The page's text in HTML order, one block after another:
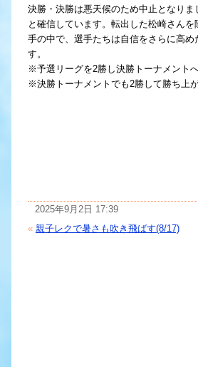
決勝・決勝は悪天候のため中止となり
と確信しています。転出した松崎さん
手の中で、選手たちは自信をさらに高
す。
※予選リーグを2勝し決勝トーナメント
※決勝トーナメントでも2勝して勝ち上
2025年9月2日 17:39
« 親子レクで暑さも吹き飛ばす(8/17)